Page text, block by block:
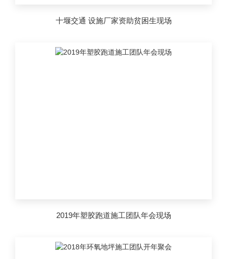
十堰交通 设施厂家资助贫困生现场
2019年塑胶跑道施工团队年会现场